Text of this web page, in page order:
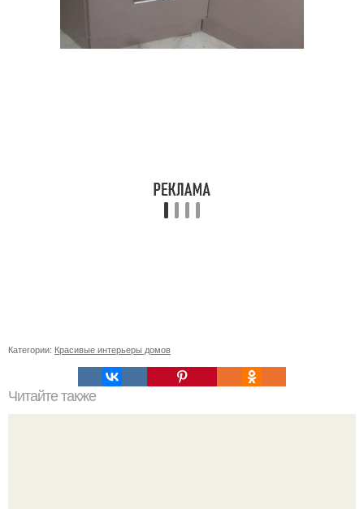
Категории: Красивые интерьеры домов
Читайте также